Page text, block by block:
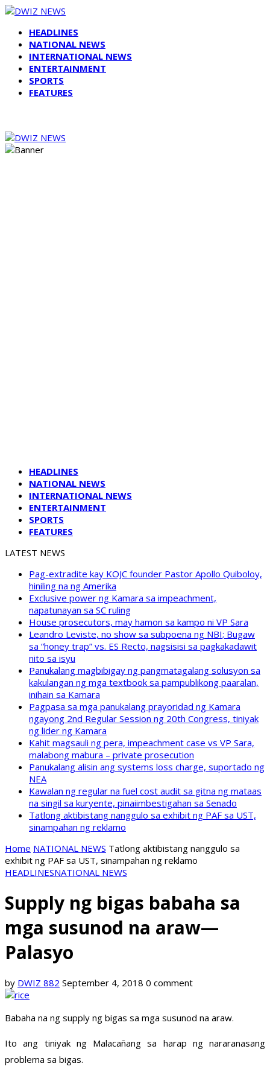
HEADLINES
NATIONAL NEWS
INTERNATIONAL NEWS
ENTERTAINMENT
SPORTS
FEATURES
HEADLINES
NATIONAL NEWS
INTERNATIONAL NEWS
ENTERTAINMENT
SPORTS
FEATURES
LATEST NEWS
Pag-extradite kay KOJC founder Pastor Apollo Quiboloy,
hiniling na ng Amerika
Exclusive power ng Kamara sa impeachment,
napatunayan sa SC ruling
House prosecutors, may hamon sa kampo ni VP Sara
Leandro Leviste, no show sa subpoena ng NBI; Bugaw
sa “honey trap” vs. ES Recto, nagsisisi sa pagkakadawit
nito sa isyu
Panukalang magbibigay ng pangmatagalang solusyon sa
kakulangan ng mga textbook sa pampublikong paaralan,
inihain sa Kamara
Pagpasa sa mga panukalang prayoridad ng Kamara
ngayong 2nd Regular Session ng 20th Congress, tiniyak
ng lider ng Kamara
Kahit magsauli ng pera, impeachment case vs VP Sara,
malabong mabura – private prosecution
Panukalang alisin ang systems loss charge, suportado ng
NEA
Kawalan ng regular na fuel cost audit sa gitna ng mataas
na singil sa kuryente, pinaiimbestigahan sa Senado
Tatlong aktibistang nanggulo sa exhibit ng PAF sa UST,
sinampahan ng reklamo
Home NATIONAL NEWS Tatlong aktibistang nanggulo sa
exhibit ng PAF sa UST, sinampahan ng reklamo
HEADLINESNATIONAL NEWS
Supply ng bigas babaha sa
mga susunod na araw—
Palasyo
by DWIZ 882 September 4, 2018 0 comment
Babaha na ng supply ng bigas sa mga susunod na araw.
Ito ang tiniyak ng Malacañang sa harap ng nararanasang
problema sa bigas.